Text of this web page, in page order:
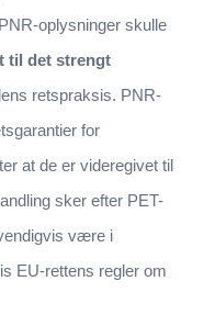
oplysninger skulle
til det strengt
retspraksis. PNR-
for
at de er videregivet til
sker efter PET-
være i
EU-rettens regler om